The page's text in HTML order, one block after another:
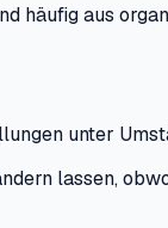
häufig aus
unter
lassen,